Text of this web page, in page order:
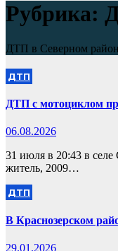
Рубрика:
ДТП в Северном
ДТП
ДТП с мотоциклом
06.08.2026
31 июля в 20:43 в
житель, 2009…
ДТП
В Краснозерском
29.01.2026